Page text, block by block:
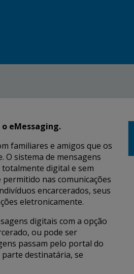
eMessaging.
familiares e amigos que os
O sistema de mensagens
digital e sem
nas comunicações
encarcerados, seus
eletronicamente.
digitais com a opção
ou pode ser
passam pelo portal do
destinatária, se